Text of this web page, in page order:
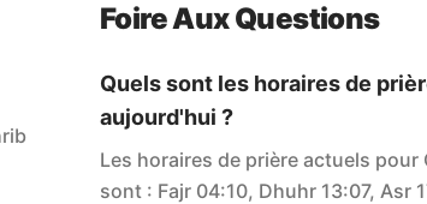
Foire Aux Questions
Quels sont les horaires de
aujourd'hui ?
Les horaires de prière actuels
sont : Fajr 04:10, Dhuhr 13:07, Asr